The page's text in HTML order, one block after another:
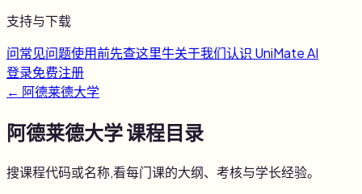
支持与下载
问常见问题使用前先查这里牛关于我们认识 UniMate AI
登录免费注册
← 阿德莱德大学
阿德莱德大学课程目录
搜课程代码或名称,看每门课的大纲、考核与学长经验。